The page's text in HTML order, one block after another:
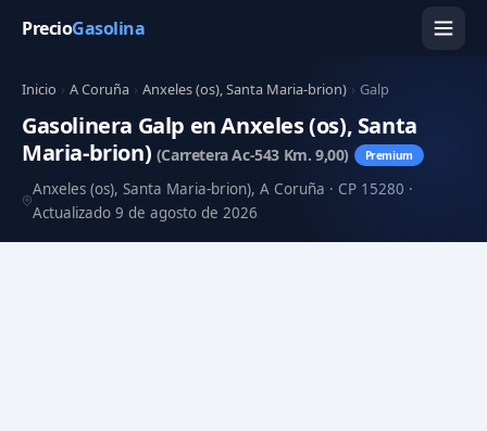
PrecioGasolina
Inicio › A Coruña › Anxeles (os), Santa Maria-brion) › Galp
Gasolinera Galp en Anxeles (os), Santa
Maria-brion) (Carretera Ac-543 Km. 9,00) Premium
Anxeles (os), Santa Maria-brion), A Coruña · CP 15280 ·
Actualizado 9 de agosto de 2026